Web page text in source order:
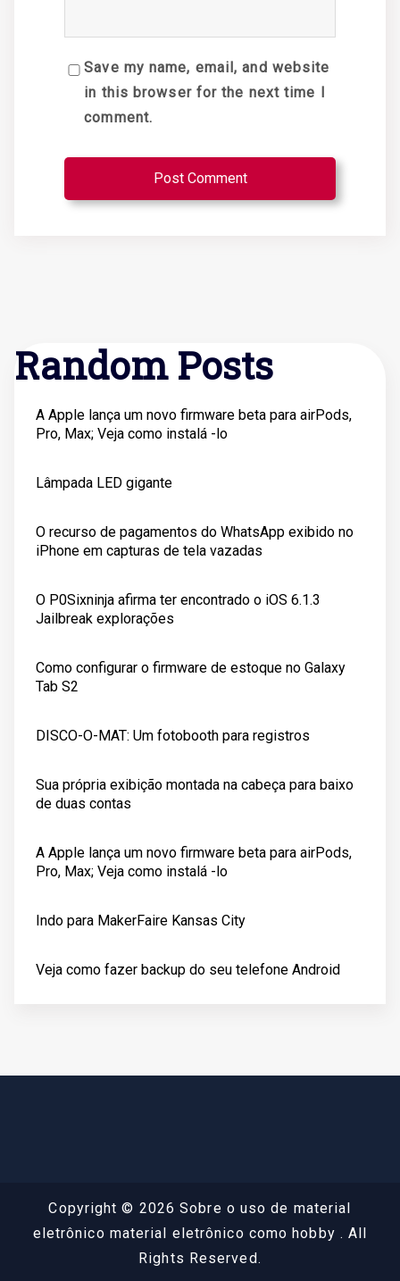
Save my name, email, and website
in this browser for the next time I
comment.
Random Posts
A Apple lança um novo firmware beta para airPods,
Pro, Max; Veja como instalá -lo
Lâmpada LED gigante
O recurso de pagamentos do WhatsApp exibido no
iPhone em capturas de tela vazadas
O P0Sixninja afirma ter encontrado o iOS 6.1.3
Jailbreak explorações
Como configurar o firmware de estoque no Galaxy
Tab S2
DISCO-O-MAT: Um fotobooth para registros
Sua própria exibição montada na cabeça para baixo
de duas contas
A Apple lança um novo firmware beta para airPods,
Pro, Max; Veja como instalá -lo
Indo para MakerFaire Kansas City
Veja como fazer backup do seu telefone Android
Copyright © 2026 Sobre o uso de material
eletrônico material eletrônico como hobby . All
Rights Reserved.